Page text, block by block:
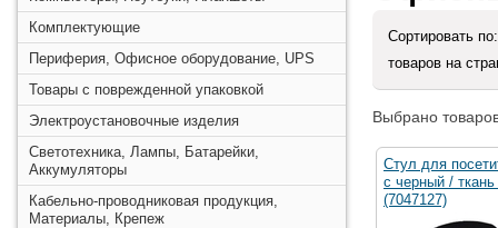
Комплектующие
Периферия, Офисное оборудование, UPS
Товары с поврежденной упаковкой
Электроустановочные изделия
Светотехника, Лампы, Батарейки,
Аккумуляторы
Кабельно-проводниковая продукция,
Материалы, Крепеж
Сортировать
товаров на
Выбрано
Стул для
с черный /
(7047127)